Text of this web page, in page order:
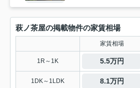
萩ノ茶屋の掲載物件の家賃相場
家賃相場
1R～1K 5.5万円
1DK～1LDK 8.1万円